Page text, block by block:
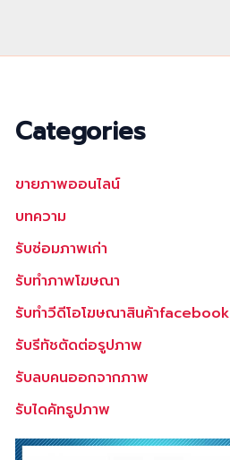
Categories
ขายภาพออนไลน์
บทความ
รับซ่อมภาพเก่า
รับทำภาพโฆษณา
รับทำวีดีโอโฆษณาสินค้าfacebook
รับรีทัชตัดต่อรูปภาพ
รับลบคนออกจากภาพ
รับไดคัทรูปภาพ